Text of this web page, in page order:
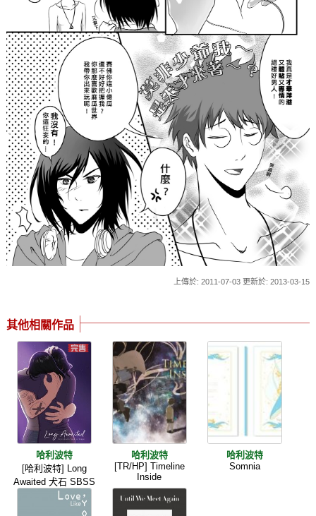
上傳於: 2011-07-03 更新於: 2013-03-15
其他相關作品
哈利波特
[哈利波特] Long
Awaited 犬石 SBSS
哈利波特
[TR/HP] Timeline
Inside
哈利波特
Somnia